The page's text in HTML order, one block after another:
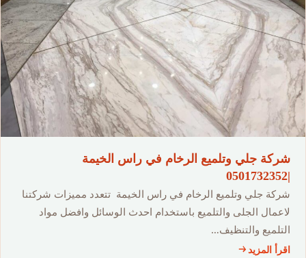
شركة جلي وتلميع الرخام في راس الخيمة
|0501732352
شركة جلي وتلميع الرخام في راس الخيمة تتعدد مميزات شركتنا
لاعمال الجلى والتلميع باستخدام احدث الوسائل وافضل مواد
التلميع والتنظيف…
اقرأ المزيد